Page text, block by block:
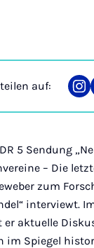
auf:
5 Sendung
– Die
zum
interviewt.
er aktuelle
im Spiegel